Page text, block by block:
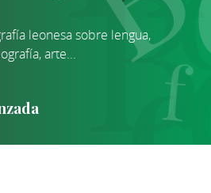
leonesa sobre lengua,
arte...